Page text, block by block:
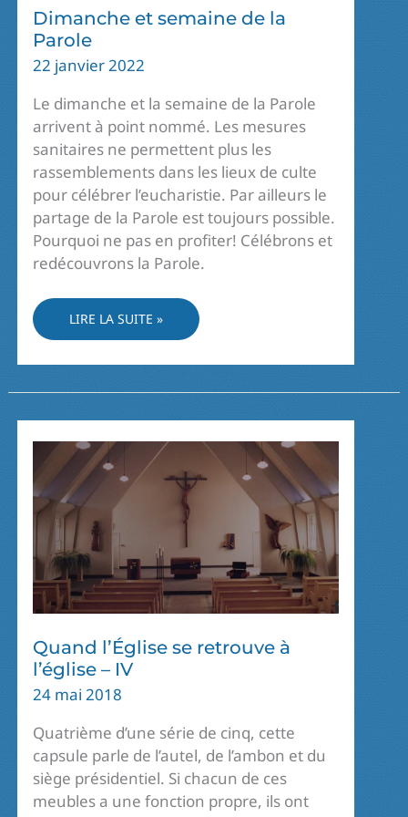
Dimanche et semaine de la
Parole
22 janvier 2022
Le dimanche et la semaine de la Parole
arrivent à point nommé. Les mesures
sanitaires ne permettent plus les
rassemblements dans les lieux de culte
pour célébrer l’eucharistie. Par ailleurs le
partage de la Parole est toujours possible.
Pourquoi ne pas en profiter! Célébrons et
redécouvrons la Parole.
DIMANCHE
ET
SEMAINE
DE
LIRE LA SUITE »
Quand l’Église se retrouve à
l’église – IV
24 mai 2018
Quatrième d’une série de cinq, cette
capsule parle de l’autel, de l’ambon et du
siège présidentiel. Si chacun de ces
meubles a une fonction propre, ils ont